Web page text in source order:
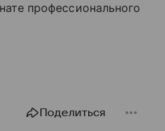
профессионального
Поделиться